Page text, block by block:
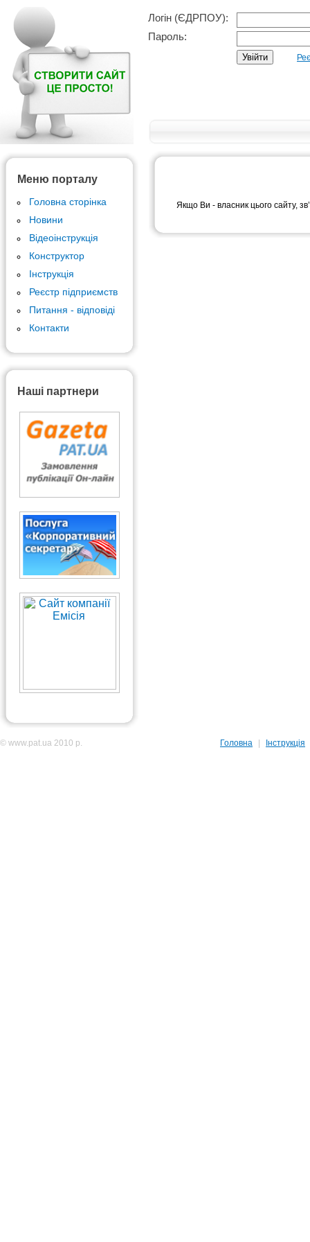
Логін (ЄДРПОУ):
Пароль:
Меню порталу
Головна сторінка
Новини
Відеоінструкція
Конструктор
Інструкція
Реєстр підприємств
Питання - відповіді
Контакти
Наші партнери
Якщо Ви - власник цього сайту,
© www.pat.ua 2010 р. Головна Інструкція